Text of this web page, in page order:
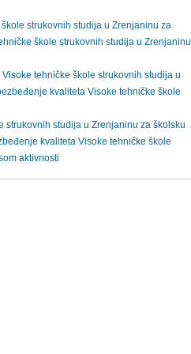
strukovnih studija u Zrenjaninu za
škole strukovnih studija u Zrenjaninu
tehničke škole strukovnih studija u
kvaliteta Visoke tehničke škole
studija u Zrenjaninu za školsku
kvaliteta Visoke tehničke škole
aktivnosti